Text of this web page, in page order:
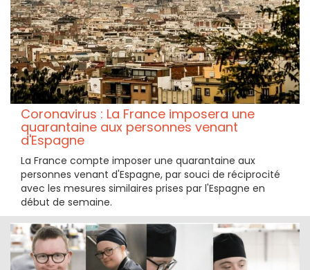
Coronavirus : La France imposera une
quarantaine aux personnes venant
d'Espagne
La France compte imposer une quarantaine aux
personnes venant d'Espagne, par souci de réciprocité
avec les mesures similaires prises par l'Espagne en
début de semaine.